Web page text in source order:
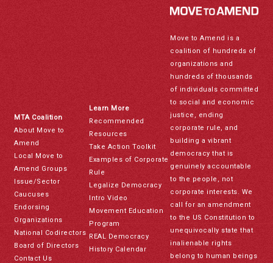
MTA Coalition
About Move to
Amend
Local Move to
Amend Groups
Issue/Sector
Caucuses
Endorsing
Organizations
National Codirectors
Board of Directors
Contact Us
Learn More
Recommended
Resources
Take Action Toolkit
Examples of Corporate
Rule
Legalize Democracy
Intro Video
Movement Education
Program
REAL Democracy
History Calendar
Move to Amend is a
coalition of hundreds of
organizations and
hundreds of thousands
of individuals committed
to social and economic
justice, ending
corporate rule, and
building a vibrant
democracy that is
genuinely accountable
to the people, not
corporate interests. We
call for an amendment
to the US Constitution to
unequivocally state that
inalienable rights
belong to human beings